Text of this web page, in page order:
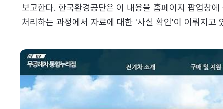
보고한다. 한국환경공단은 이 내용을 홈페이지 팝업창
처리하는 과정에서 자료에 대한 '사실 확인'이 이뤄지고